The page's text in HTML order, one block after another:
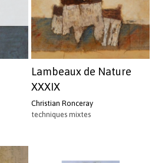
Lambeaux de Nature
XXXIX
Christian Ronceray
techniques mixtes